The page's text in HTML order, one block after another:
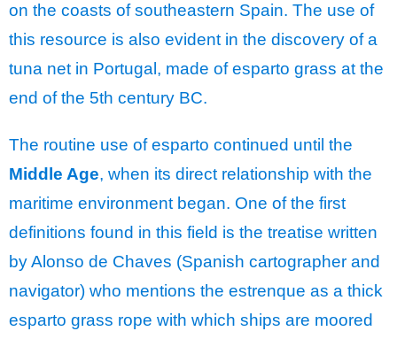
on the coasts of southeastern Spain. The use of
this resource is also evident in the discovery of a
tuna net in Portugal, made of esparto grass at the
end of the 5th century BC.
The routine use of esparto continued until the
Middle Age, when its direct relationship with the
maritime environment began. One of the first
definitions found in this field is the treatise written
by Alonso de Chaves (Spanish cartographer and
navigator) who mentions the estrenque as a thick
esparto grass rope with which ships are moored